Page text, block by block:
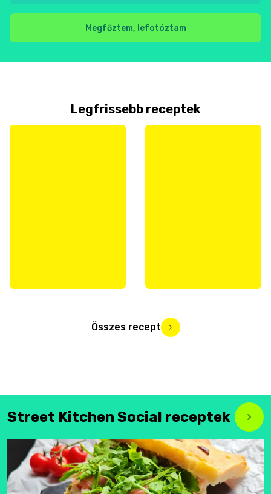
Megfőztem, lefotóztam
Legfrissebb receptek
Összes recept
Street Kitchen Social receptek